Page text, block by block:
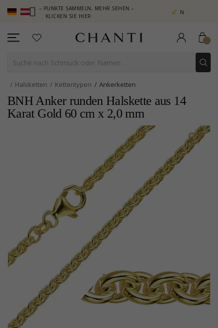
– PUNKTE SAMMELN, MEHR SEHEN –
KLICKEN SIE HIER
NEW COLLECTION | AURA
Halsketten Kettentypen Ankerketten
BNH Anker runden Halskette aus 14
Karat Gold 60 cm x 2,0 mm